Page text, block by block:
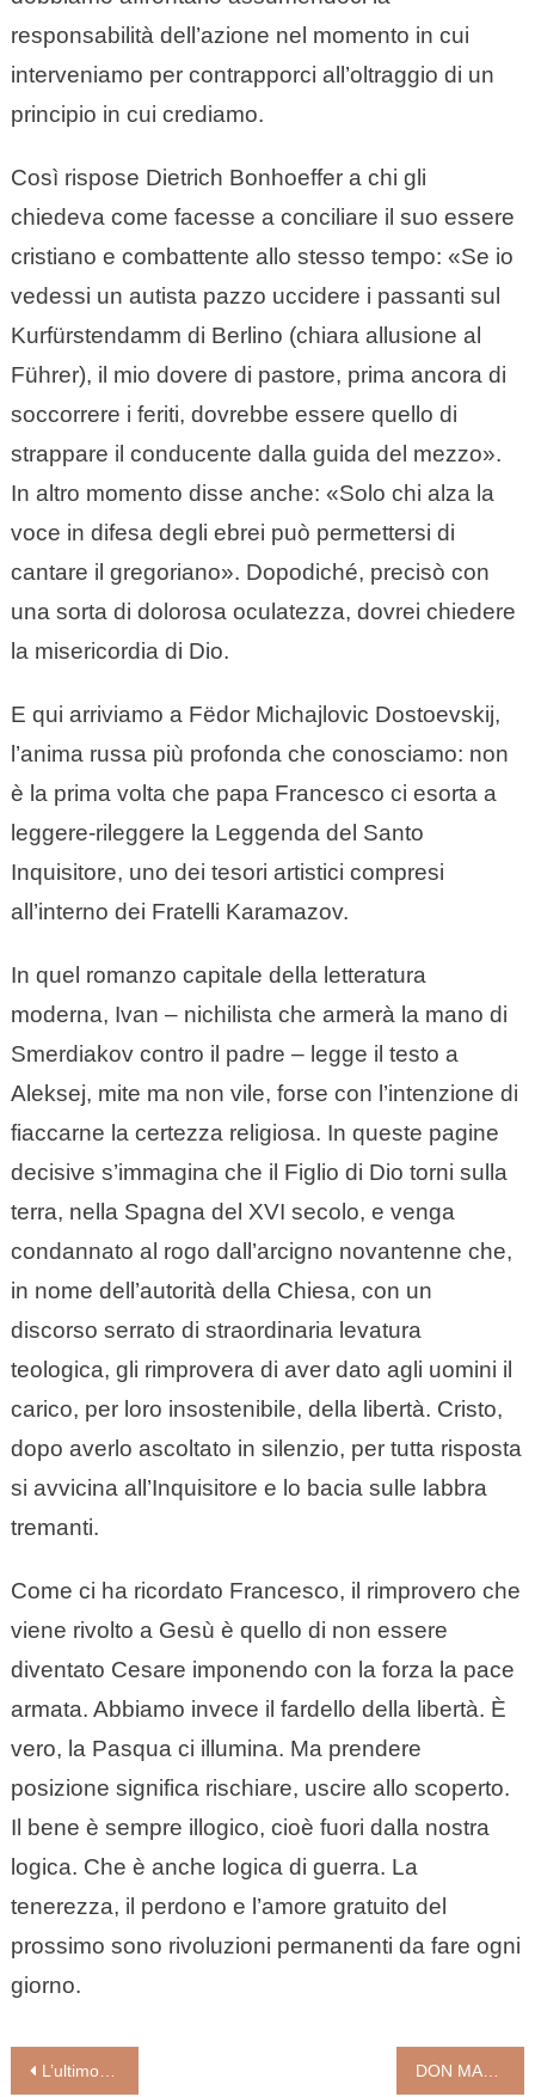
responsabilità dell’azione nel momento in cui
interveniamo per contrapporci all’oltraggio di un
principio in cui crediamo.
Così rispose Dietrich Bonhoeffer a chi gli
chiedeva come facesse a conciliare il suo essere
cristiano e combattente allo stesso tempo: «Se io
vedessi un autista pazzo uccidere i passanti sul
Kurfürstendamm di Berlino (chiara allusione al
Führer), il mio dovere di pastore, prima ancora di
soccorrere i feriti, dovrebbe essere quello di
strappare il conducente dalla guida del mezzo».
In altro momento disse anche: «Solo chi alza la
voce in difesa degli ebrei può permettersi di
cantare il gregoriano». Dopodiché, precisò con
una sorta di dolorosa oculatezza, dovrei chiedere
la misericordia di Dio.
E qui arriviamo a Fëdor Michajlovic Dostoevskij,
l’anima russa più profonda che conosciamo: non
è la prima volta che papa Francesco ci esorta a
leggere-rileggere la Leggenda del Santo
Inquisitore, uno dei tesori artistici compresi
all’interno dei Fratelli Karamazov.
In quel romanzo capitale della letteratura
moderna, Ivan – nichilista che armerà la mano di
Smerdiakov contro il padre – legge il testo a
Aleksej, mite ma non vile, forse con l’intenzione di
fiaccarne la certezza religiosa. In queste pagine
decisive s’immagina che il Figlio di Dio torni sulla
terra, nella Spagna del XVI secolo, e venga
condannato al rogo dall’arcigno novantenne che,
in nome dell’autorità della Chiesa, con un
discorso serrato di straordinaria levatura
teologica, gli rimprovera di aver dato agli uomini il
carico, per loro insostenibile, della libertà. Cristo,
dopo averlo ascoltato in silenzio, per tutta risposta
si avvicina all’Inquisitore e lo bacia sulle labbra
tremanti.
Come ci ha ricordato Francesco, il rimprovero che
viene rivolto a Gesù è quello di non essere
diventato Cesare imponendo con la forza la pace
armata. Abbiamo invece il fardello della libertà. È
vero, la Pasqua ci illumina. Ma prendere
posizione significa rischiare, uscire allo scoperto.
Il bene è sempre illogico, cioè fuori dalla nostra
logica. Che è anche logica di guerra. La
tenerezza, il perdono e l’amore gratuito del
prossimo sono rivoluzioni permanenti da fare ogni
giorno.
Navigazione
L’ultimo miracolo di Gesù (di Luigi Maria Epicoco) DON MAZZOLARI: «GIUDA È MIO FRATELLO, VOGLIO BENE ANCHE A LUI»: un’omelia originale e commovente, che divenne presto famosa; il testo integrale.